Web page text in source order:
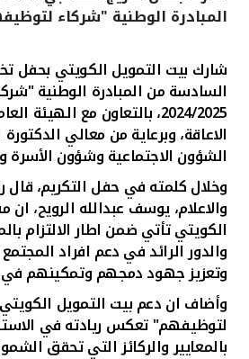
خدمات ما بعد البيع
اتصل بنا
مواقع الفروع وأجهزة الصرف الآلي
ألمانيا
ماليزيا
المبادرة الوطنية "شركاء
شارك بيت التمويل الكويتي بحفل
السادسة من المبادرة الوطنية
2024/2025، بالتعاون مع
الاعاقة، وبرعاية من معالي الدكتورة
الشؤون الاجتماعية وشؤون الأسرة
وخلال كلمته في حفل التكريم، قال
والاعلام، يوسف عبدالله الرويح، ان
الكويتي تأتي ضمن اطار الالتزام
والدور الرائد في دعم افراد
وتعزيز جهود دمجهم وتمكينهم
وأضاف ان دعم بيت التمويل
لتوظيفهم" تعكس ريادته في
بالمعايير والركائز التي تحقق